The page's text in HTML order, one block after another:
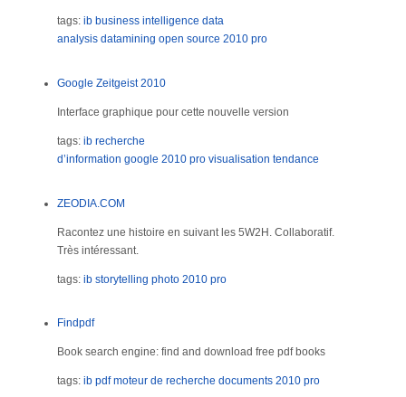
tags: ib business intelligence data
analysis datamining open source 2010 pro
Google Zeitgeist 2010
Interface graphique pour cette nouvelle version
tags: ib recherche
d’information google 2010 pro visualisation tendance
ZEODIA.COM
Racontez une histoire en suivant les 5W2H. Collaboratif.
Très intéressant.
tags: ib storytelling photo 2010 pro
Findpdf
Book search engine: find and download free pdf books
tags: ib pdf moteur de recherche documents 2010 pro